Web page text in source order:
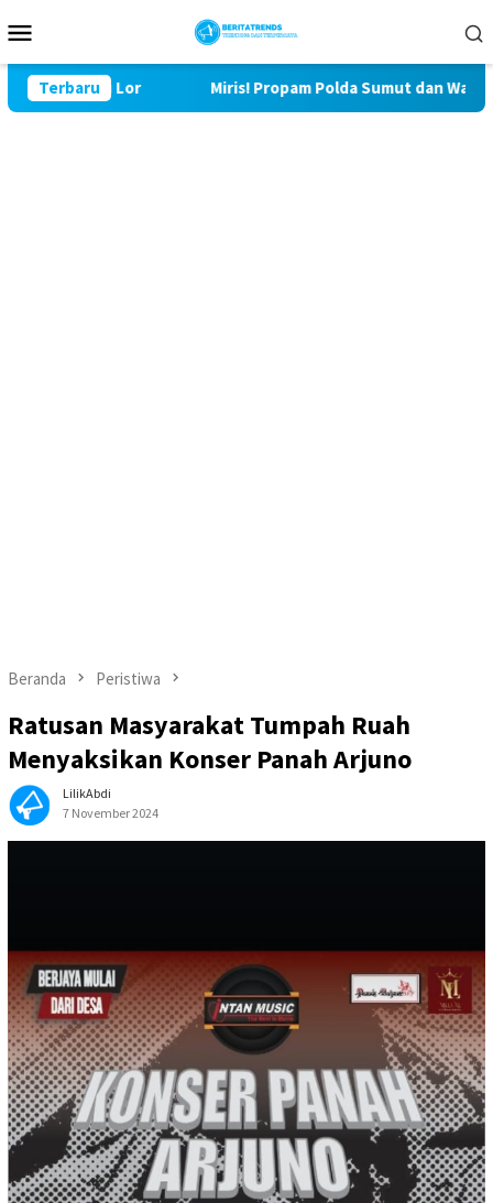
ke
Mobile
Terbaru
Lor Miris! Propam Polda Sumut dan Wasidik
Beranda Peristiwa
Ratusan Masyarakat Tumpah Ruah
Menyaksikan Konser Panah Arjuno
LilikAbdi
7 November 2024